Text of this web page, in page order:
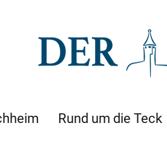
Rund um die Teck